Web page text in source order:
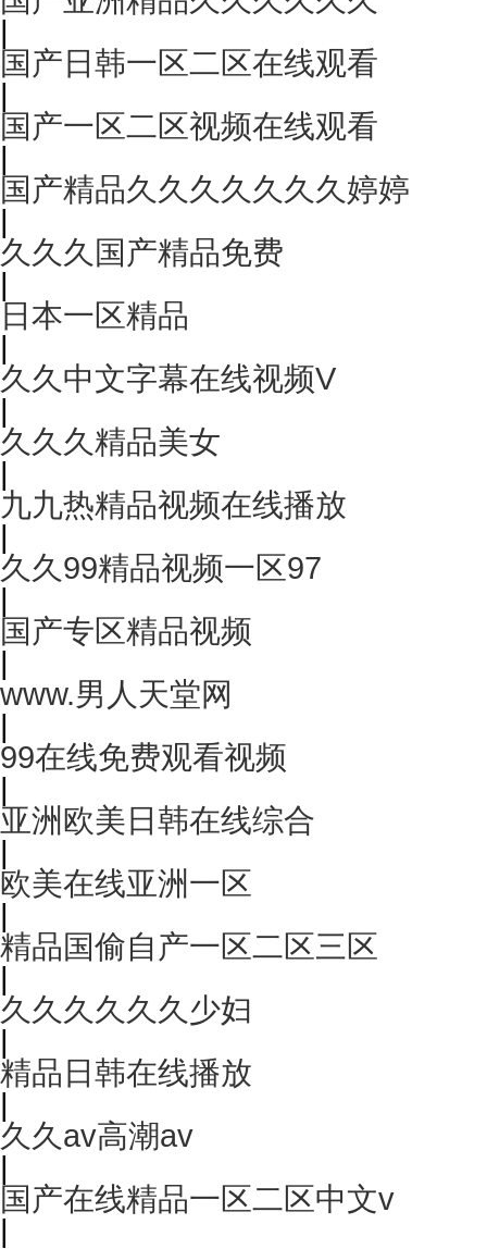
|
国产日韩一区二区在线观看
|
国产一区二区视频在线观看
|
国产精品久久久久久久久婷婷
|
久久久国产精品免费
|
日本一区精品
|
久久中文字幕在线视频V
|
久久久精品美女
|
九九热精品视频在线播放
|
久久99精品视频一区97
|
国产专区精品视频
|
www.男人天堂网
|
99在线免费观看视频
|
亚洲欧美日韩在线综合
|
欧美在线亚洲一区
|
精品国偷自产一区二区三区
|
久久久久久久少妇
|
精品日韩在线播放
|
久久av高潮av
|
国产在线精品一区二区中文v
|